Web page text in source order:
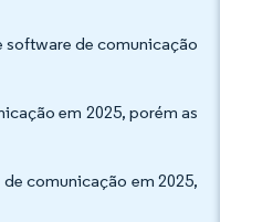
software de comunicação
em 2025, porém as
comunicação em 2025,